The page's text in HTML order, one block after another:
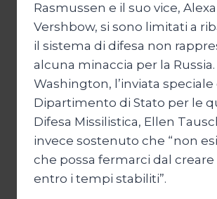
Rasmussen e il suo vice,
Vershbow, si sono limitati a
il sistema di difesa non
alcuna minaccia per la Russia.
Washington, l’inviata speciale
Dipartimento di Stato per le
Difesa Missilistica, Ellen
invece sostenuto che “non
che possa fermarci dal creare
entro i tempi stabiliti”.